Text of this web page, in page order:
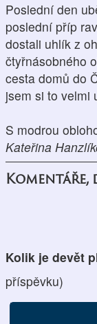
Poslední den
poslední příp
dostali uhlík z
čtyřnásobného
cesta domů do
jsem si to velmi
S modrou
Kateřina
Komentáře,
Kolik je devět
příspěvku)